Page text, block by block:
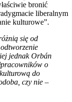
bronić
liberalnym
kulturowe”.
się od
jednak Orbán
o
do
czy nie –